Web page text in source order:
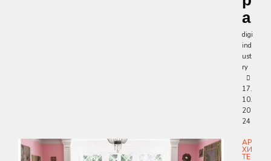
А
digi
ind
ust
ry
17.
10.
20
24
АР
ХИ
ТЕ